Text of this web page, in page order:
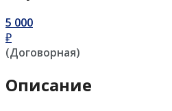
5 000
₽
(Договорная)
Описание